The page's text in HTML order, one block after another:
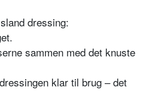
dressing:
sammen med det knuste
klar til brug – det